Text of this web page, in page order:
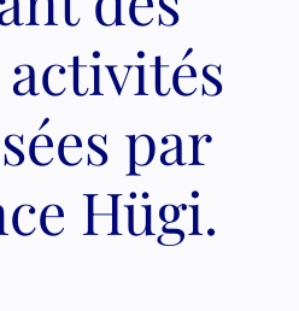
par
Hügi.